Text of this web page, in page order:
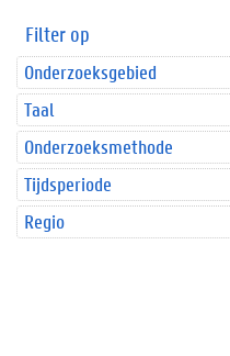
Filter op
Onderzoeksgebied
Taal
Onderzoeksmethode
Tijdsperiode
Regio